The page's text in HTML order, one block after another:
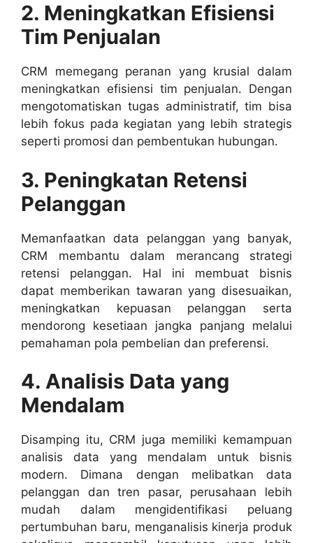
2. Meningkatkan Efisiensi
Tim Penjualan
CRM memegang peranan yang krusial dalam
meningkatkan efisiensi tim penjualan. Dengan
mengotomatiskan tugas administratif, tim bisa
lebih fokus pada kegiatan yang lebih strategis
seperti promosi dan pembentukan hubungan.
3. Peningkatan Retensi
Pelanggan
Memanfaatkan data pelanggan yang banyak,
CRM membantu dalam merancang strategi
retensi pelanggan. Hal ini membuat bisnis
dapat memberikan tawaran yang disesuaikan,
meningkatkan kepuasan pelanggan serta
mendorong kesetiaan jangka panjang melalui
pemahaman pola pembelian dan preferensi.
4. Analisis Data yang
Mendalam
Disamping itu, CRM juga memiliki kemampuan
analisis data yang mendalam untuk bisnis
modern. Dimana dengan melibatkan data
pelanggan dan tren pasar, perusahaan lebih
mudah dalam mengidentifikasi peluang
pertumbuhan baru, menganalisis kinerja produk